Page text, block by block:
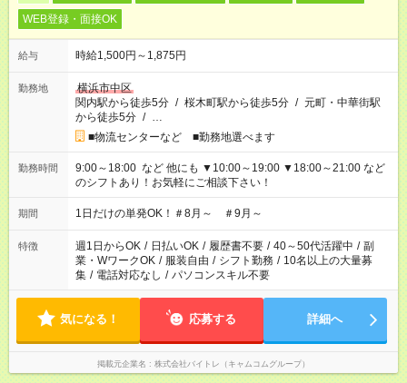
WEB登録・面接OK
給与 時給1,500円～1,875円
勤務地
横浜市中区
関内駅から徒歩5分 / 桜木町駅から徒歩5分 / 元町・中華街駅
から徒歩5分 / …
■物流センターなど ■勤務地選べます
勤務時間
9:00～18:00 など 他にも ▼10:00～19:00 ▼18:00～21:00 など
のシフトあり！お気軽にご相談下さい！
期間 1日だけの単発OK！＃8月～ ＃9月～
特徴 週1日からOK / 日払いOK / 履歴書不要 / 40～50代活躍中 / 副
業・WワークOK / 服装自由 / シフト勤務 / 10名以上の大量募
集 / 電話対応なし / パソコンスキル不要
気になる！ 応募する 詳細へ
掲載元企業名 株式会社バイトレ（キャムコムグループ）